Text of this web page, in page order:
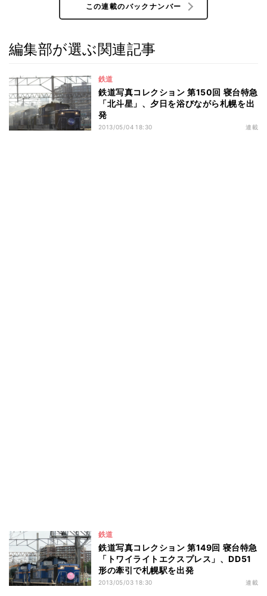
この連載のバックナンバー
編集部が選ぶ関連記事
鉄道
鉄道写真コレクション 第150回 寝台特急
「北斗星」、夕日を浴びながら札幌を出
発
2013/05/04 18:30 連載
鉄道
鉄道写真コレクション 第149回 寝台特急
「トワイライトエクスプレス」、DD51
形の牽引で札幌駅を出発
2013/05/03 18:30 連載